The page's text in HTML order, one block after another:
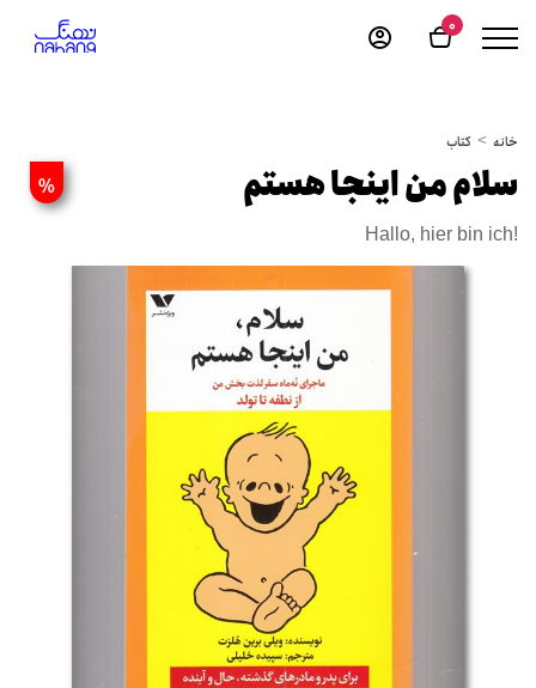
0
خانه کتاب
% سلام من اینجا هستم
Hallo, hier bin ich!